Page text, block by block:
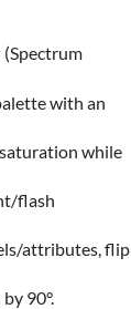
(Spectrum
with an
while
flash
attributes, flip
90°.